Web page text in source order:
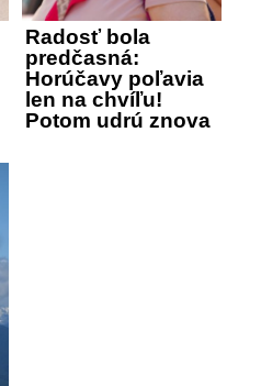
Radosť bola
predčasná:
Horúčavy poľavia
len na chvíľu!
Potom udrú znova